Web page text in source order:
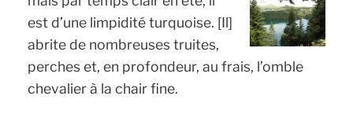
est d’une limpidité turquoise. [Il]
abrite de nombreuses truites,
perches et, en profondeur, au frais, l’omble
chevalier à la chair fine.